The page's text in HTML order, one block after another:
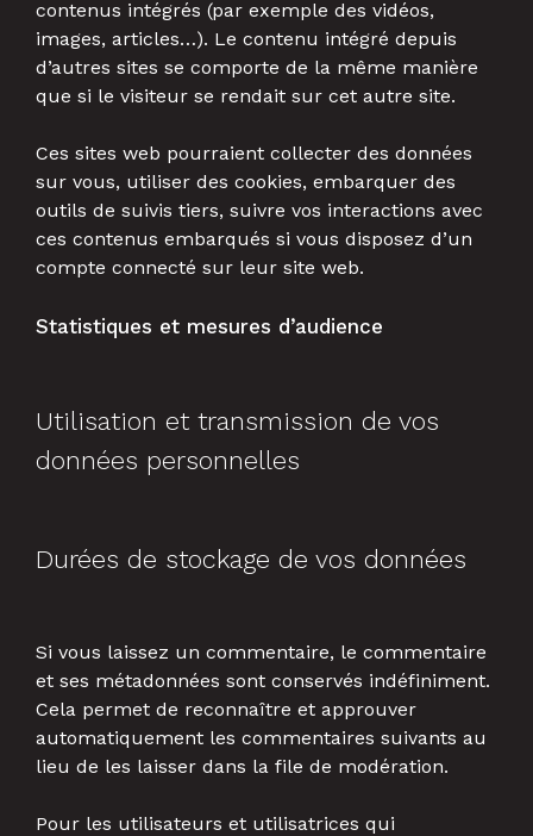
contenus intégrés (par exemple des vidéos,
images, articles…). Le contenu intégré depuis
d’autres sites se comporte de la même manière
que si le visiteur se rendait sur cet autre site.
Ces sites web pourraient collecter des données
sur vous, utiliser des cookies, embarquer des
outils de suivis tiers, suivre vos interactions avec
ces contenus embarqués si vous disposez d’un
compte connecté sur leur site web.
Statistiques et mesures d’audience
Utilisation et transmission de vos
données personnelles
Durées de stockage de vos données
Si vous laissez un commentaire, le commentaire
et ses métadonnées sont conservés indéfiniment.
Cela permet de reconnaître et approuver
automatiquement les commentaires suivants au
lieu de les laisser dans la file de modération.
Pour les utilisateurs et utilisatrices qui